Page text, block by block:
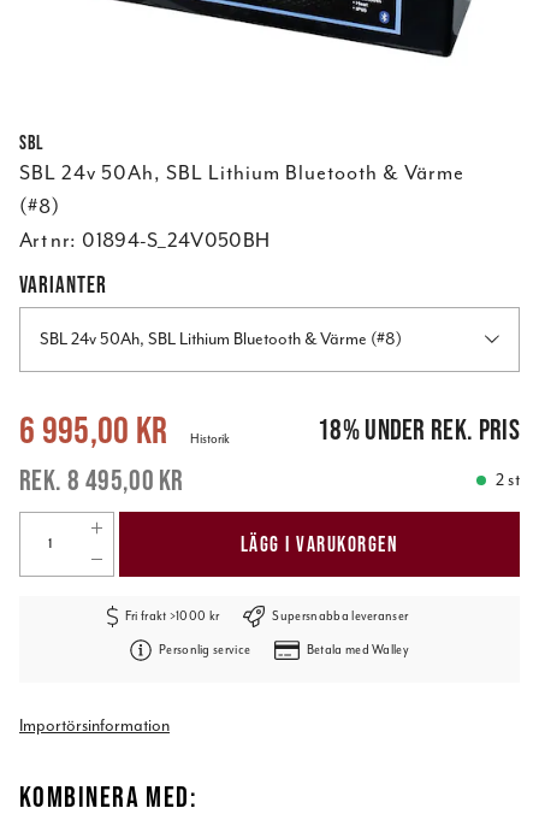
SBL
SBL 24v 50Ah, SBL Lithium Bluetooth & Värme
(#8)
Art nr: 01894-S_24V050BH
VARIANTER
SBL 24v 50Ah, SBL Lithium Bluetooth & Värme (#8)
Nuvarande pris: 6 995,00 kr 8 495,00 kr
6 995,00 kr
8 495,00 kr
Historik 18%under rek. pris
2 st
LÄGG I VARUKORGEN
Fri frakt >1000 kr Supersnabba leveranser
Personlig service Betala med Walley
Importörsinformation
KOMBINERA MED: